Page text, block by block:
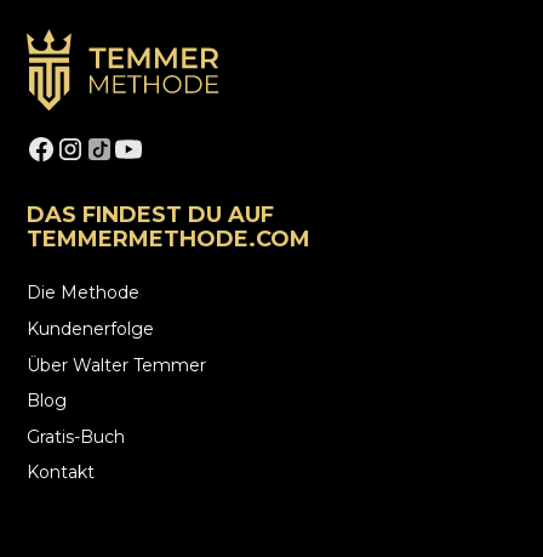
DAS FINDEST DU AUF
TEMMERMETHODE.COM
Die Methode
Kundenerfolge
Über Walter Temmer
Blog
Gratis-Buch
Kontakt